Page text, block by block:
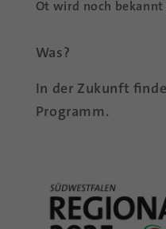
Ot wird noch be­kannt
Was?
In der Zu­kunft
Programm.